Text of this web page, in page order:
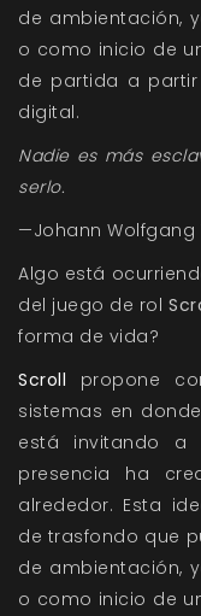
de ambientación,
o como inicio de
de partida a
digital.
Nadie es más
serlo.
—Johann Wolfgang
Algo está
del juego de rol
forma de vida?
Scroll propone
sistemas en
está invitando a
presencia ha
alrededor. Esta
de trasfondo que
de ambientación,
o como inicio de